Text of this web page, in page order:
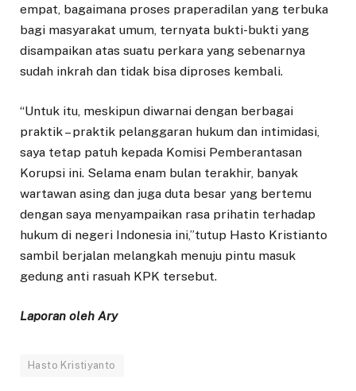
empat, bagaimana proses praperadilan yang terbuka
bagi masyarakat umum, ternyata bukti-bukti yang
disampaikan atas suatu perkara yang sebenarnya
sudah inkrah dan tidak bisa diproses kembali.
“Untuk itu, meskipun diwarnai dengan berbagai
praktik – praktik pelanggaran hukum dan intimidasi,
saya tetap patuh kepada Komisi Pemberantasan
Korupsi ini. Selama enam bulan terakhir, banyak
wartawan asing dan juga duta besar yang bertemu
dengan saya menyampaikan rasa prihatin terhadap
hukum di negeri Indonesia ini,”tutup Hasto Kristianto
sambil berjalan melangkah menuju pintu masuk
gedung anti rasuah KPK tersebut.
Laporan oleh Ary
Hasto Kristiyanto